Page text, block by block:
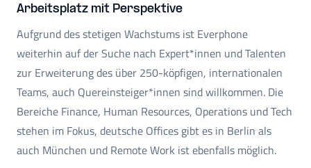
Arbeitsplatz mit Perspektive
Aufgrund des stetigen Wachstums ist Everphone
weiterhin auf der Suche nach Expert*innen und Talenten
zur Erweiterung des über 250-köpfigen, internationalen
Teams, auch Quereinsteiger*innen sind willkommen. Die
Bereiche Finance, Human Resources, Operations und Tech
stehen im Fokus, deutsche Offices gibt es in Berlin als
auch München und Remote Work ist ebenfalls möglich.